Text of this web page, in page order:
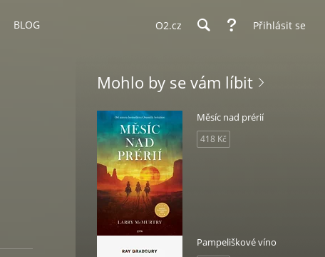
BLOG O2.cz Přihlásit se
Mohlo by se vám líbit
Měsíc nad prérií
418 Kč
Pampeliškové víno